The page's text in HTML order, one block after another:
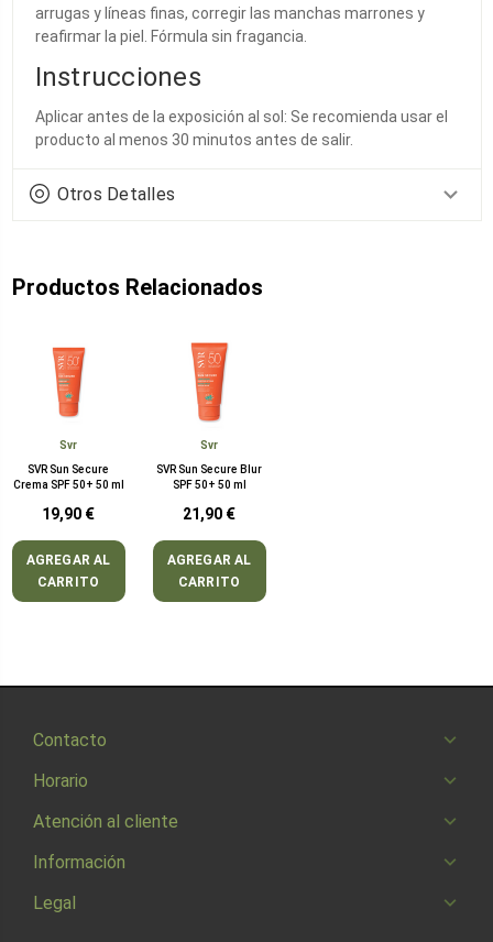
arrugas y líneas finas, corregir las manchas marrones y
reafirmar la piel. Fórmula sin fragancia.
Instrucciones
Aplicar antes de la exposición al sol: Se recomienda usar el
producto al menos 30 minutos antes de salir.
Otros Detalles
Productos Relacionados
Svr
SVR Sun Secure
Crema SPF 50+ 50 ml
19,90 €
AGREGAR AL
CARRITO
Svr
SVR Sun Secure Blur
SPF 50+ 50 ml
21,90 €
AGREGAR AL
CARRITO
Contacto
Horario
Atención al cliente
Información
Legal